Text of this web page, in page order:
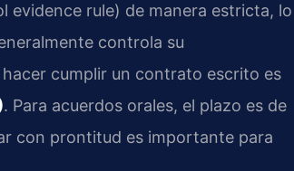
evidence rule) de manera estricta, lo
controla su
cumplir un contrato escrito es
. Para acuerdos orales, el plazo es de
con prontitud es importante para